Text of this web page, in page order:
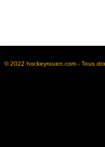
© 2022 hockeyrouen.com - Tous